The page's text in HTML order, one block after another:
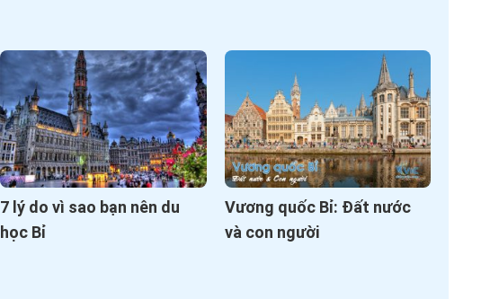
7 lý do vì sao bạn nên du
học Bỉ
Vương quốc Bỉ: Đất nước
và con người